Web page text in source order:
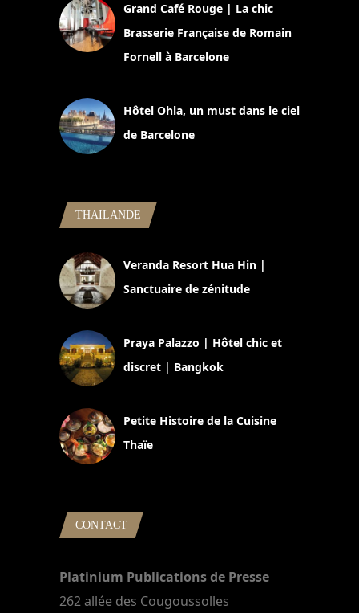
Grand Café Rouge | La chic
Brasserie Française de Romain
Fornell à Barcelone
Hôtel Ohla, un must dans le ciel
de Barcelone
THAILANDE
Veranda Resort Hua Hin |
Sanctuaire de zénitude
Praya Palazzo | Hôtel chic et
discret | Bangkok
Petite Histoire de la Cuisine
Thaïe
CONTACT
Platinium Publications de Presse
262 allée des Cougoussolles